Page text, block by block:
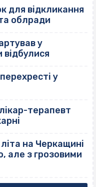
для відкликання
облради
у
відбулися
у
терапевт
на Черкащині
але з грозовими